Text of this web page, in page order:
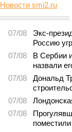
Новости smi2.ru
07/08
Экс-
Россию
07/08
В Сербии
назвали
07/08
Дональд
07/08
07/08